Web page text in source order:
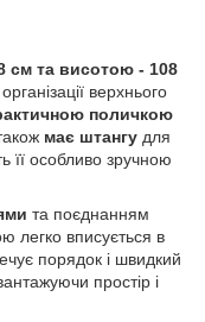
см та висотою - 108
верхнього
поличкою
має штангу для
її особливо зручною
та поєднанням
легко вписується в
порядок і швидкий
простір і